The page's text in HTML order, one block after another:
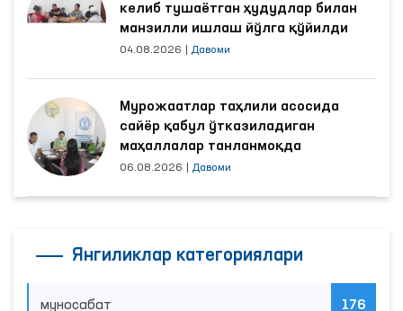
келиб тушаётган ҳудудлар билан
манзилли ишлаш йўлга қўйилди
04.08.2026 Давоми
Мурожаатлар таҳлили асосида
сайёр қабул ўтказиладиган
маҳаллалар танланмоқда
06.08.2026 Давоми
Янгиликлар категориялари
муносабат 176